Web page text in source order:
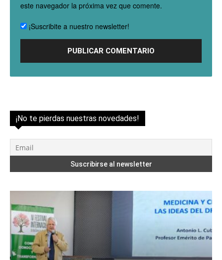
este navegador la próxima vez que comente.
¡Suscribite a nuestro newsletter!
¡No te pierdas nuestras novedades!